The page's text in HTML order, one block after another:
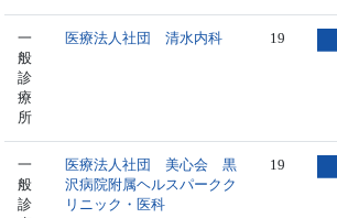
一
般
診
療
所
医療法人社団 清水内科 19
一
般
診
医療法人社団 美心会 黒
沢病院附属ヘルスパークク
リニック・医科
19